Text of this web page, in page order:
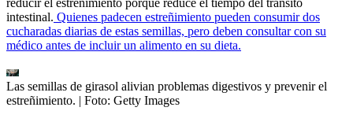
reducir el estreñimiento porque reduce el tiempo del tránsito
intestinal. Quienes padecen estreñimiento pueden consumir dos
cucharadas diarias de estas semillas, pero deben consultar con su
médico antes de incluir un alimento en su dieta.
Las semillas de girasol alivian problemas digestivos y prevenir el
estreñimiento. | Foto: Getty Images